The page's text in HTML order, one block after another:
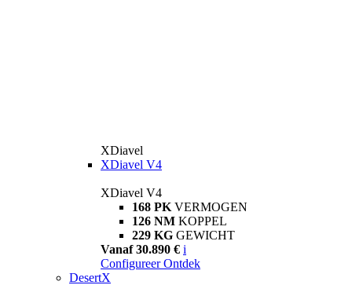
XDiavel
XDiavel V4
XDiavel V4
168 PK VERMOGEN
126 NM KOPPEL
229 KG GEWICHT
Vanaf 30.890 € i
Configureer Ontdek
DesertX